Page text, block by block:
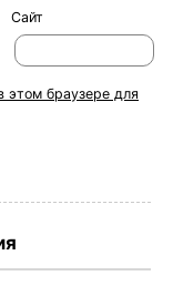
Сайт
этом браузере для